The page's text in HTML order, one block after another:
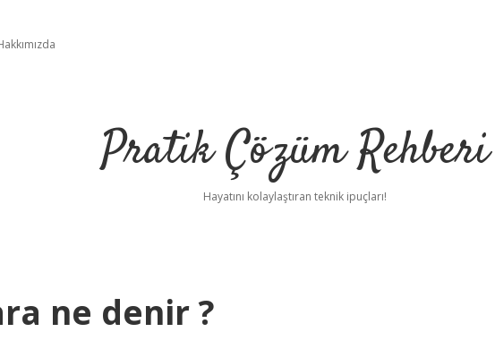
Pratik Çözüm Rehberi
Hayatını kolaylaştıran teknik ipuçları!
ne denir ?